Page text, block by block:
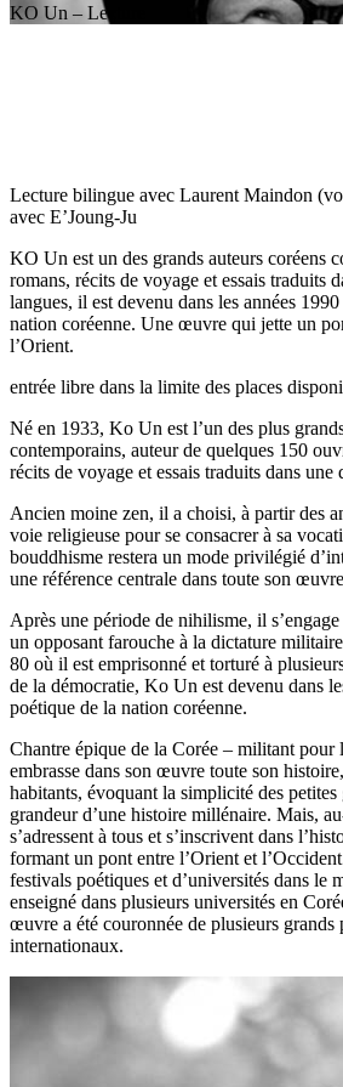
KO Un – Lecture
Lecture bilingue avec Laurent Maindon
avec E’Joung-Ju
KO Un est un des grands auteurs coréens
romans, récits de voyage et essais traduits
langues, il est devenu dans les années
nation coréenne. Une œuvre qui jette un
l’Orient.
entrée libre dans la limite des places
Né en 1933, Ko Un est l’un des plus
contemporains, auteur de quelques 150
récits de voyage et essais traduits dans une
Ancien moine zen, il a choisi, à partir des
voie religieuse pour se consacrer à sa
bouddhisme restera un mode privilégié
une référence centrale dans toute son
Après une période de nihilisme, il
un opposant farouche à la dictature
80 où il est emprisonné et torturé à
de la démocratie, Ko Un est devenu dans
poétique de la nation coréenne.
Chantre épique de la Corée – militant
embrasse dans son œuvre toute son
habitants, évoquant la simplicité des petites
grandeur d’une histoire millénaire. Mais,
s’adressent à tous et s’inscrivent dans
formant un pont entre l’Orient et
festivals poétiques et d’universités dans le
enseigné dans plusieurs universités en
œuvre a été couronnée de plusieurs grands
internationaux.